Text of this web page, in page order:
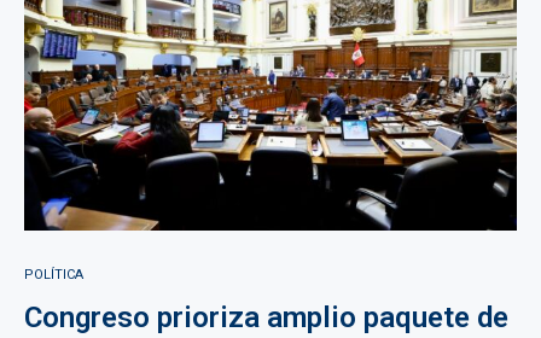
POLÍTICA
Congreso prioriza amplio paquete de